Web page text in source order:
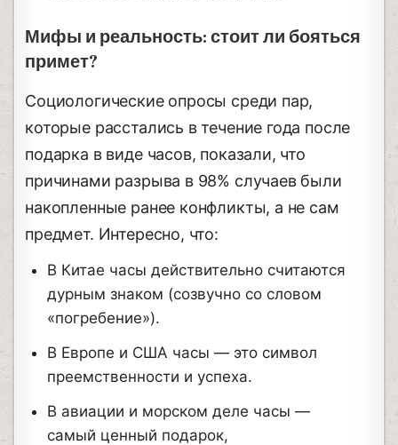
Мифы и реальность: стоит ли бояться
примет?
Социологические опросы среди пар,
которые расстались в течение года после
подарка в виде часов, показали, что
причинами разрыва в 98% случаев были
накопленные ранее конфликты, а не сам
предмет. Интересно, что:
В Китае часы действительно считаются
дурным знаком (созвучно со словом
«погребение»).
В Европе и США часы — это символ
преемственности и успеха.
В авиации и морском деле часы —
самый ценный подарок,